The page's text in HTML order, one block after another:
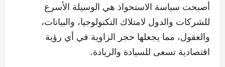
أصبحت سياسة الاستحواذ هي الوسيلة الأسرع
للشركات والدول لامتلاك التكنولوجيا، والبيانات،
والعقول، مما يجعلها حجر الزاوية في أي رؤية
اقتصادية تسعى للسيادة والريادة.